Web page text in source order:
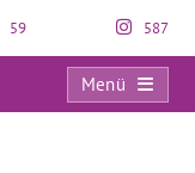
59 587
Menü